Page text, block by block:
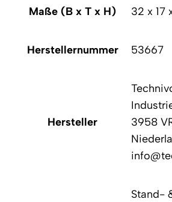
Maße (B x T x H) 32 x 17
Herstellernummer 53667
Hersteller
3958
Stand-